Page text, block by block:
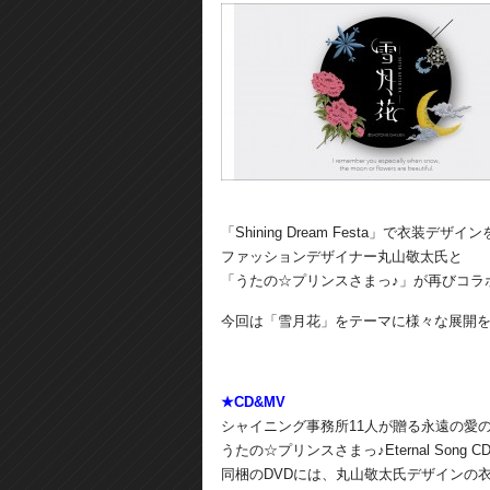
「Shining Dream Festa」で衣装デザイ
ファッションデザイナー丸山敬太氏と
「うたの☆プリンスさまっ♪」が再びコラ
今回は「雪月花」をテーマに様々な展開
★CD&MV
シャイニング事務所11人が贈る永遠の愛
うたの☆プリンスさまっ♪Eternal Song
同梱のDVDには、丸山敬太氏デザインの